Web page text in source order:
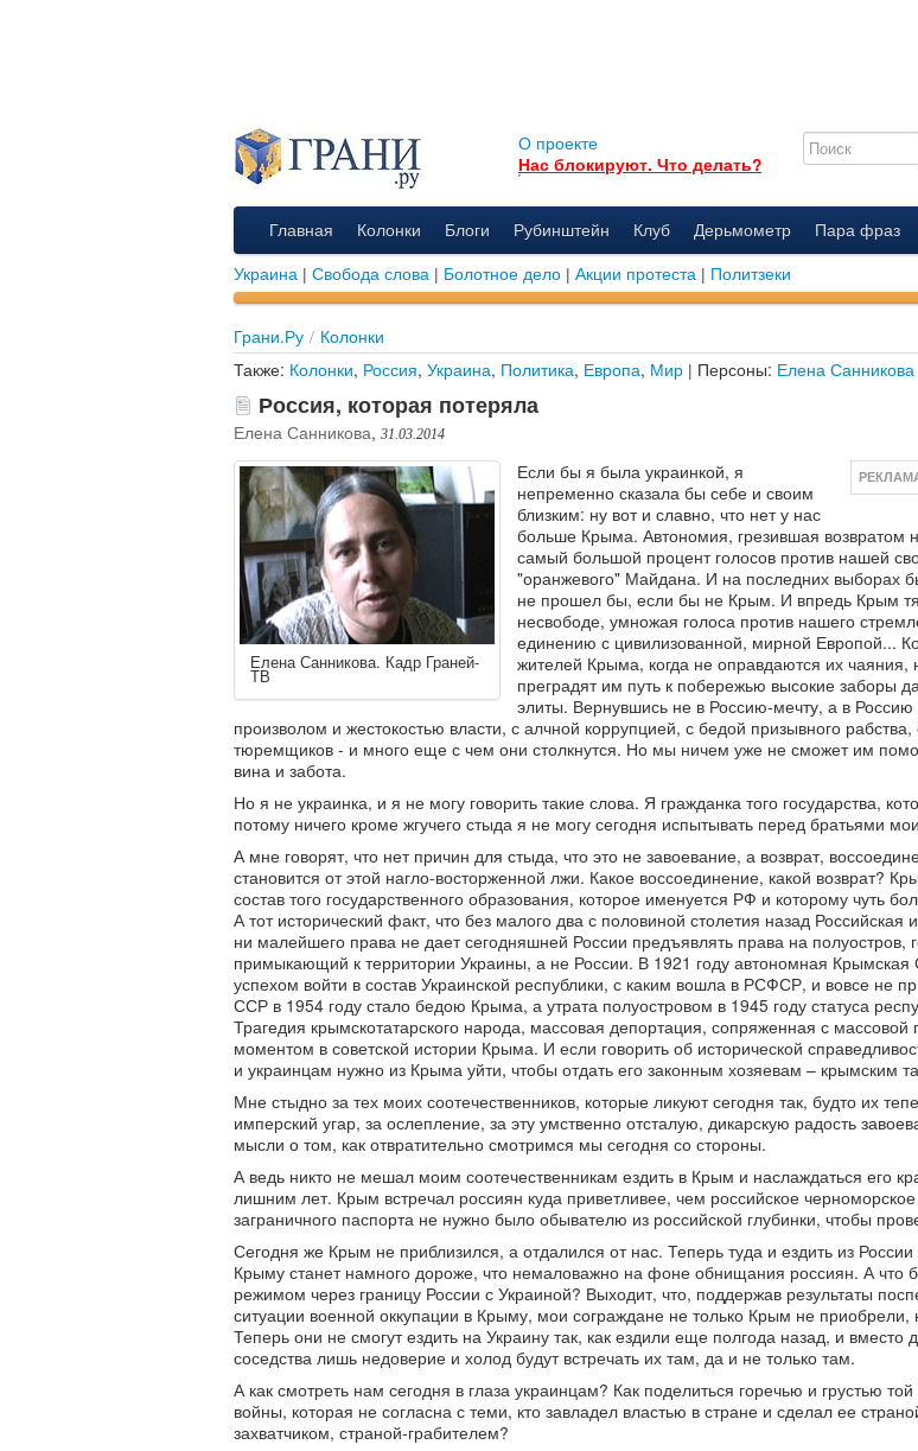
О проекте
Нас блокируют. Что делать?
Главная Колонки Блоги Рубинштейн Клуб Дерьмометр Пара фраз
Украина | Свобода слова | Болотное дело | Акции протеста | Политзеки
Грани.Ру / Колонки
Также: Колонки, Россия, Украина, Политика, Европа, Мир | Персоны: Елена Санникова
Россия, которая потеряла
Елена Санникова, 31.03.2014
Елена Санникова. Кадр Граней-
ТВ
Если бы я была украинкой, я
непременно сказала бы себе и своим
близким: ну вот и славно, что нет у нас
больше Крыма. Автономия, грезившая возвратом
самый большой процент голосов против нашей
"оранжевого" Майдана. И на последних выборах
не прошел бы, если бы не Крым. И впредь Крым
несвободе, умножая голоса против нашего
единению с цивилизованной, мирной Европой...
жителей Крыма, когда не оправдаются их чаяния,
преградят им путь к побережью высокие заборы
элиты. Вернувшись не в Россию-мечту, а в Россию
произволом и жестокостью власти, с алчной коррупцией, с бедой призывного
тюремщиков - и много еще с чем они столкнутся. Но мы ничем уже не сможет им
вина и забота.
Но я не украинка, и я не могу говорить такие слова. Я гражданка того государства,
потому ничего кроме жгучего стыда я не могу сегодня испытывать перед братьями
А мне говорят, что нет причин для стыда, что это не завоевание, а возврат,
становится от этой нагло-восторженной лжи. Какое воссоединение, какой возврат?
состав того государственного образования, которое именуется РФ и которому чуть
А тот исторический факт, что без малого два с половиной столетия назад
ни малейшего права не дает сегодняшней России предъявлять права на полуостров,
примыкающий к территории Украины, а не России. В 1921 году автономная
успехом войти в состав Украинской республики, с каким вошла в РСФСР, и вовсе не
ССР в 1954 году стало бедою Крыма, а утрата полуостровом в 1945 году статуса
Трагедия крымскотатарского народа, массовая депортация, сопряженная с
моментом в советской истории Крыма. И если говорить об исторической
и украинцам нужно из Крыма уйти, чтобы отдать его законным хозяевам – крымским
Мне стыдно за тех моих соотечественников, которые ликуют сегодня так, будто их
имперский угар, за ослепление, за эту умственно отсталую, дикарскую радость
мысли о том, как отвратительно смотримся мы сегодня со стороны.
А ведь никто не мешал моим соотечественникам ездить в Крым и наслаждаться его
лишним лет. Крым встречал россиян куда приветливее, чем российское
заграничного паспорта не нужно было обывателю из российской глубинки, чтобы
Сегодня же Крым не приблизился, а отдалился от нас. Теперь туда и ездить из
Крыму станет намного дороже, что немаловажно на фоне обнищания россиян. А что
режимом через границу России с Украиной? Выходит, что, поддержав результаты
ситуации военной оккупации в Крыму, мои сограждане не только Крым не приобрели,
Теперь они не смогут ездить на Украину так, как ездили еще полгода назад, и вместо
соседства лишь недоверие и холод будут встречать их там, да и не только там.
А как смотреть нам сегодня в глаза украинцам? Как поделиться горечью и грустью
войны, которая не согласна с теми, кто завладел властью в стране и сделал ее
захватчиком, страной-грабителем?